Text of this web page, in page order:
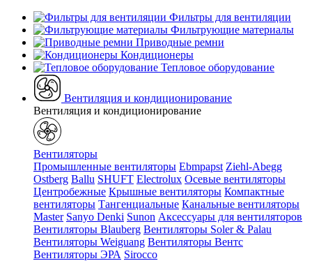
Фильтры для вентиляции
Фильтрующие материалы
Приводные ремни
Кондиционеры
Тепловое оборудование
Вентиляция и кондиционирование
Вентиляция и кондиционирование
Вентиляторы
Промышленные вентиляторы Ebmpapst Ziehl-Abegg
Ostberg Ballu SHUFT Electrolux Осевые вентиляторы
Центробежные Крышные вентиляторы Компактные
вентиляторы Тангенциальные Канальные вентиляторы
Master Sanyo Denki Sunon Аксессуары для вентиляторов
Вентиляторы Blauberg Вентиляторы Soler & Palau
Вентиляторы Weiguang Вентиляторы Вентс
Вентиляторы ЭРА Sirocco